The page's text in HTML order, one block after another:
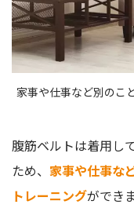
家事や仕事など別のこ
腹筋ベルトは着用し
ため、 家事や仕事な
トレーニングができ